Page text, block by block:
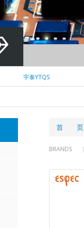
宇泰YTQS
面
包
屑
首 页
BRANDS